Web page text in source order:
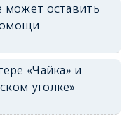
может оставить
«Чайка» и
уголке»